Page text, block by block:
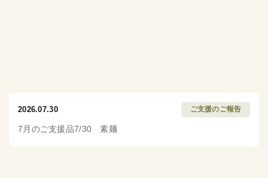
2026.07.30 ご支援のご報告
7月のご支援品7/30 素麺